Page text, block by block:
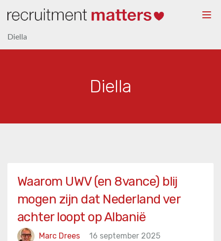
Diella
Diella
Waarom UWV (en 8vance) blij
mogen zijn dat Nederland ver
achter loopt op Albanië
Marc Drees
16 september 2025